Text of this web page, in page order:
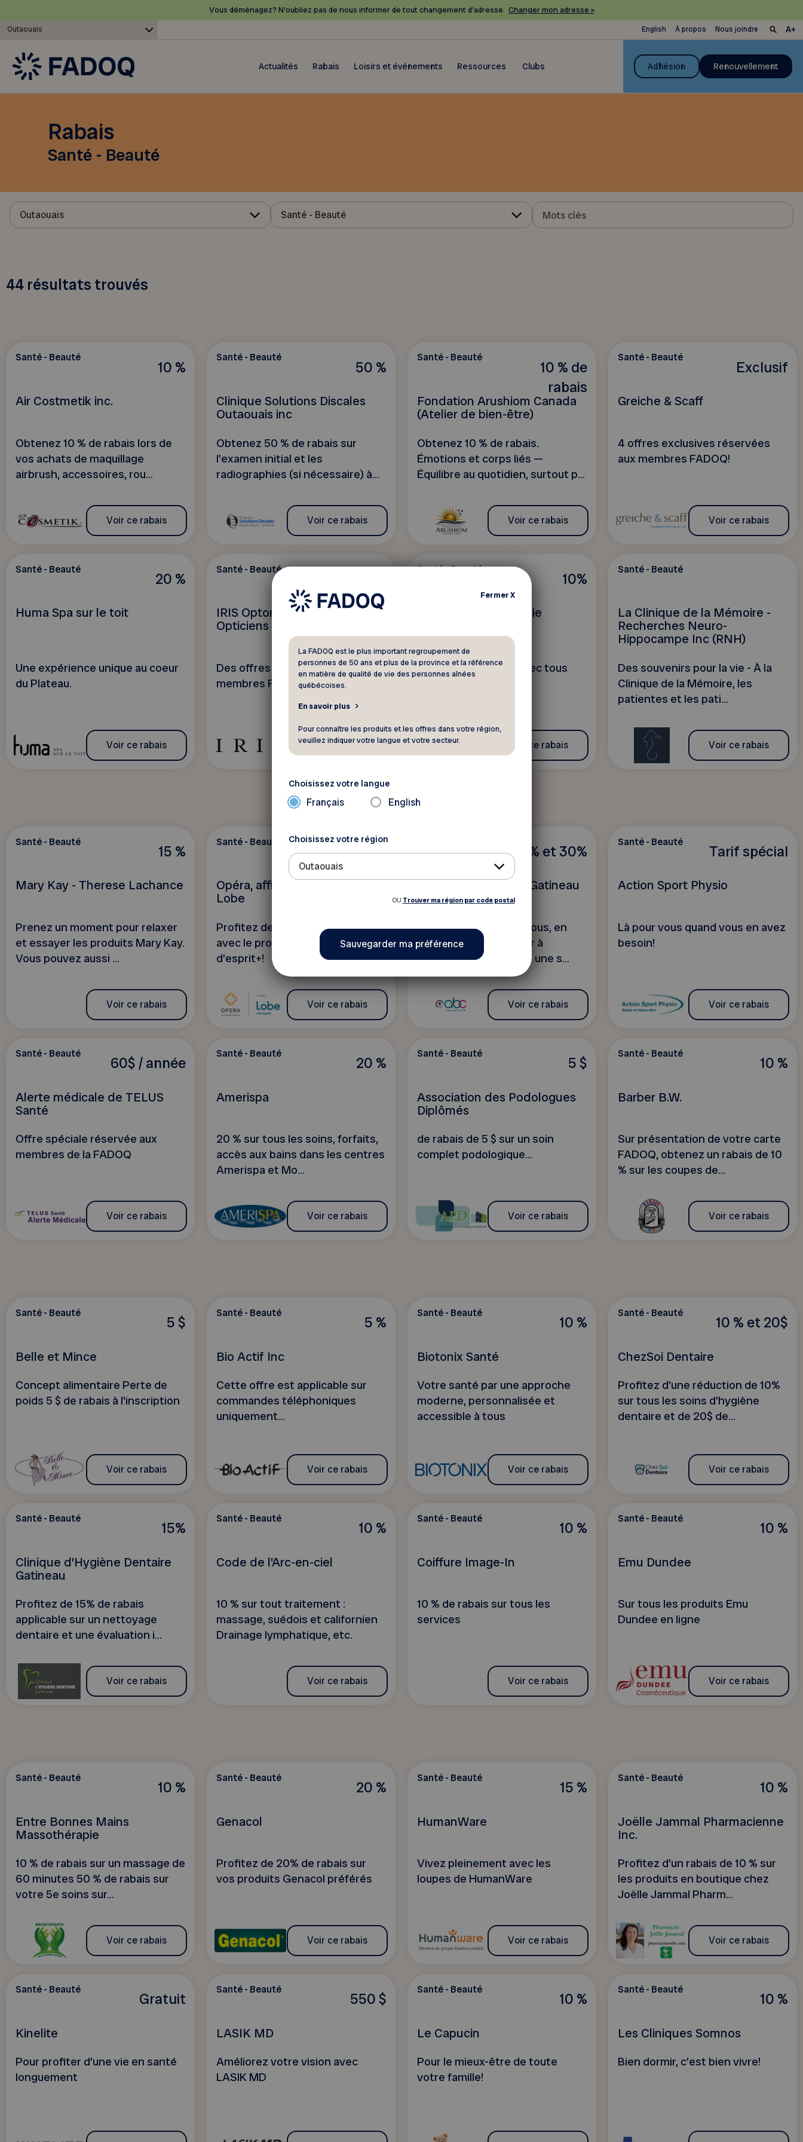
Vous déménagez? N’oubliez pas de nous informer de tout changement d’adresse. Changer mon adresse »
Outaouais English À propos Nous joindre
Actualités Rabais Loisirs et événements Ressources Clubs Adhésion Renouvellement
Rabais
Santé - Beauté
Outaouais Santé - Beauté
44 résultats trouvés
10 %
Santé - Beauté
Air Costmetik inc.
Obtenez 10 % de rabais lors de
vos achats de maquillage
airbrush, accessoires, rou...
Voir ce rabais
50 %
Santé - Beauté
Clinique Solutions Discales
Outaouais inc
Obtenez 50 % de rabais sur
l'examen initial et les
radiographies (si nécessaire) à...
Voir ce rabais
10 % de
rabais
Santé - Beauté
Fondation Arushiom Canada
(Atelier de bien-être)
Obtenez 10 % de rabais.
Émotions et corps liés —
Équilibre au quotidien, surtout p...
Voir ce rabais
Exclusif
Santé - Beauté
Greiche & Scaff
4 offres exclusives réservées
aux membres FADOQ!
Voir ce rabais
20 %
Santé - Beauté
Huma Spa sur le toit
Une expérience unique au coeur
du Plateau.
Voir ce rabais
Santé - Beauté
IRIS Optométristes et
Opticiens
Des offres exclusives aux
membres FADOQ
Voir ce rabais
10%
Santé - Beauté
L'Eden Massothérapie
Laissez-vous gâter avec tous
Voir ce rabais
Santé - Beauté
La Clinique de la Mémoire -
Recherches Neuro-
Hippocampe Inc (RNH)
Des souvenirs pour la vie - À la
Clinique de la Mémoire, les
patientes et les pati...
Voir ce rabais
15 %
Santé - Beauté
Mary Kay - Therese Lachance
Prenez un moment pour relaxer
et essayer les produits Mary Kay.
Vous pouvez aussi ...
Voir ce rabais
Santé - Beauté
Opéra, affiliée aux cliniques
Lobe
Profitez de plusieurs avantages
avec le programme Tranquillité
d’esprit+!
Voir ce rabais
5% et 30%
ABC Clinique Santé Gatineau
Nous avançons avec vous, en
équipe, pour vous aider à
retrouver ou maintenir une s...
Voir ce rabais
Tarif spécial
Santé - Beauté
Action Sport Physio
Là pour vous quand vous en avez
besoin!
Voir ce rabais
60$ / année
Santé - Beauté
Alerte médicale de TELUS
Santé
Offre spéciale réservée aux
membres de la FADOQ
Voir ce rabais
20 %
Santé - Beauté
Amerispa
20 % sur tous les soins, forfaits,
accès aux bains dans les centres
Amerispa et Mo...
Voir ce rabais
5 $
Santé - Beauté
Association des Podologues
Diplômés
de rabais de 5 $ sur un soin
complet podologique...
Voir ce rabais
10 %
Santé - Beauté
Barber B.W.
Sur présentation de votre carte
FADOQ, obtenez un rabais de 10
% sur les coupes de...
Voir ce rabais
5 $
Santé - Beauté
Belle et Mince
Concept alimentaire Perte de
poids 5 $ de rabais à l'inscription
Voir ce rabais
5 %
Santé - Beauté
Bio Actif Inc
Cette offre est applicable sur
commandes téléphoniques
uniquement...
Voir ce rabais
10 %
Santé - Beauté
Biotonix Santé
Votre santé par une approche
moderne, personnalisée et
accessible à tous
Voir ce rabais
10 % et 20$
Santé - Beauté
ChezSoi Dentaire
Profitez d'une réduction de 10%
sur tous les soins d'hygiène
dentaire et de 20$ de...
Voir ce rabais
15%
Santé - Beauté
Clinique d’Hygiène Dentaire
Gatineau
Profitez de 15% de rabais
applicable sur un nettoyage
dentaire et une évaluation i...
Voir ce rabais
10 %
Santé - Beauté
Code de l'Arc-en-ciel
10 % sur tout traitement :
massage, suédois et californien
Drainage lymphatique, etc.
Voir ce rabais
10 %
Santé - Beauté
Coiffure Image-In
10 % de rabais sur tous les
services
Voir ce rabais
10 %
Santé - Beauté
Emu Dundee
Sur tous les produits Emu
Dundee en ligne
Voir ce rabais
10 %
Santé - Beauté
Entre Bonnes Mains
Massothérapie
10 % de rabais sur un massage de
60 minutes 50 % de rabais sur
votre 5e soins sur...
Voir ce rabais
20 %
Santé - Beauté
Genacol
Profitez de 20% de rabais sur
vos produits Genacol préférés
Voir ce rabais
15 %
Santé - Beauté
HumanWare
Vivez pleinement avec les
loupes de HumanWare
Voir ce rabais
10 %
Santé - Beauté
Joëlle Jammal Pharmacienne
Inc.
Profitez d’un rabais de 10 % sur
les produits en boutique chez
Joëlle Jammal Pharm...
Voir ce rabais
Gratuit
Santé - Beauté
Kinelite
Pour profiter d'une vie en santé
longuement
550 $
Santé - Beauté
LASIK MD
Améliorez votre vision avec
LASIK MD
10 %
Santé - Beauté
Le Capucin
Pour le mieux-être de toute
votre famille!
10 %
Santé - Beauté
Les Cliniques Somnos
Bien dormir, c'est bien vivre!
FermerX
La FADOQ est le plus important regroupement de
personnes de 50 ans et plus de la province et la référence
en matière de qualité de vie des personnes aînées
québécoises.
En savoir plus
Pour connaître les produits et les offres dans votre région,
veuillez indiquer votre langue et votre secteur.
Choisissez votre langue
Français English
Choisissez votre région
Outaouais
OU Trouver ma région par code postal